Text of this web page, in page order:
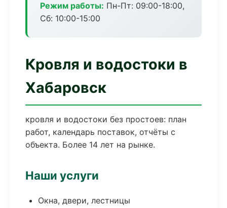
Режим работы: Пн-Пт: 09:00-18:00,
Сб: 10:00-15:00
Кровля и водостоки в
Хабаровск
кровля и водостоки без простоев: план
работ, календарь поставок, отчёты с
объекта. Более 14 лет на рынке.
Наши услуги
Окна, двери, лестницы